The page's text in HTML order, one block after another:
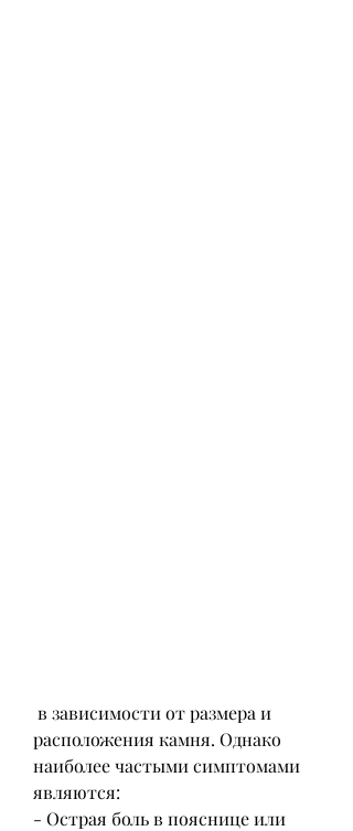
расположения камня. Однако
наиболее частыми симптомами
являются:
- Острая боль в пояснице или